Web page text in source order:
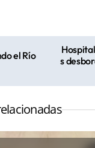
el Río
s